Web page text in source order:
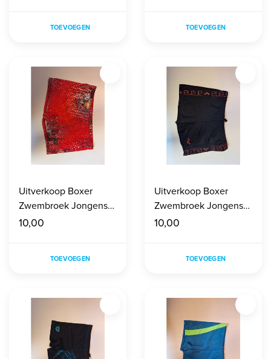
TOEVOEGEN TOEVOEGEN
Uitverkoop Boxer
Zwembroek Jongens
maat 140
10,00
TOEVOEGEN
Uitverkoop Boxer
Zwembroek Jongens
maat 140
10,00
TOEVOEGEN